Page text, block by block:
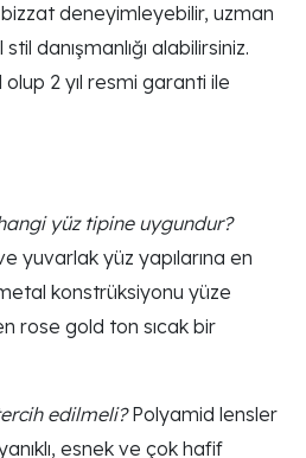
deneyimleyebilir, uzman
danışmanlığı alabilirsiniz.
2 yıl resmi garanti ile
yüz tipine uygundur?
yuvarlak yüz yapılarına en
konstrüksiyonu yüze
rose gold ton sıcak bir
edilmeli?Polyamid lensler
esnek ve çok hafif